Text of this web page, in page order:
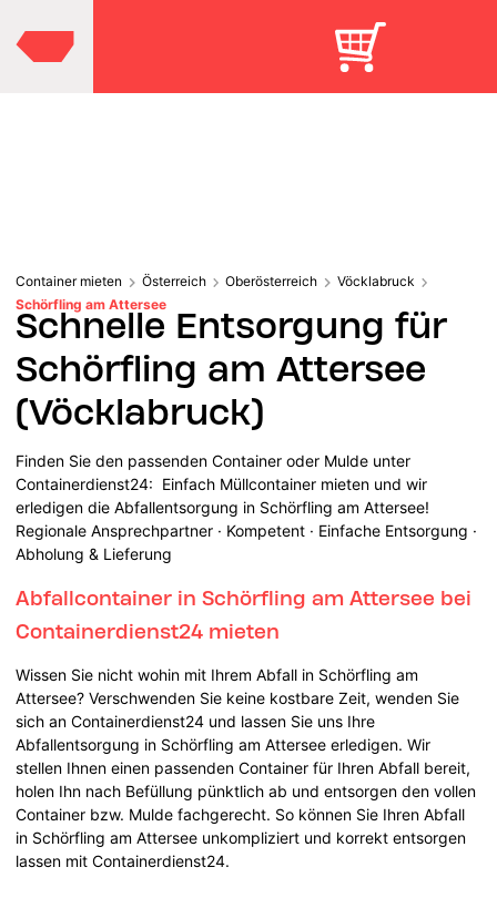
Container mieten Österreich Oberösterreich
Vöcklabruck
Schörfling am Attersee
Schnelle Entsorgung für
Schörfling am Attersee
(Vöcklabruck)
Finden Sie den passenden Container oder Mulde unter
Containerdienst24: Einfach Müllcontainer mieten und wir
erledigen die Abfallentsorgung in Schörfling am Attersee!
Regionale Ansprechpartner · Kompetent · Einfache Entsorgung ·
Abholung & Lieferung
Abfallcontainer in Schörfling am Attersee bei
Containerdienst24 mieten
Wissen Sie nicht wohin mit Ihrem Abfall in Schörfling am
Attersee? Verschwenden Sie keine kostbare Zeit, wenden Sie
sich an Containerdienst24 und lassen Sie uns Ihre
Abfallentsorgung in Schörfling am Attersee erledigen. Wir
stellen Ihnen einen passenden Container für Ihren Abfall bereit,
holen Ihn nach Befüllung pünktlich ab und entsorgen den vollen
Container bzw. Mulde fachgerecht. So können Sie Ihren Abfall
in Schörfling am Attersee unkompliziert und korrekt entsorgen
lassen mit Containerdienst24.